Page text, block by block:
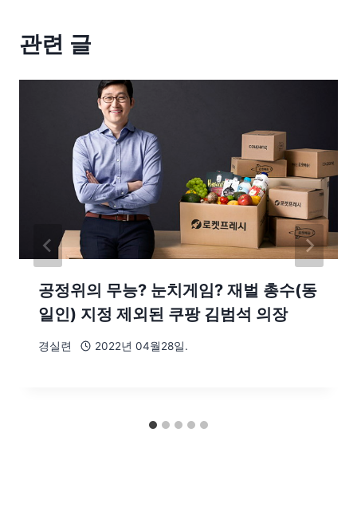
관련 글
공정위의 무능? 눈치게임? 재벌 총수(동
일인) 지정 제외된 쿠팡 김범석 의장
경실련 2022년 04월28일.